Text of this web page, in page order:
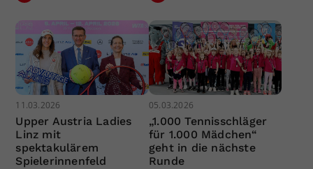
11.03.2026
Upper Austria Ladies
Linz mit
spektakulärem
Spielerinnenfeld
05.03.2026
„1.000 Tennisschläger
für 1.000 Mädchen“
geht in die nächste
Runde